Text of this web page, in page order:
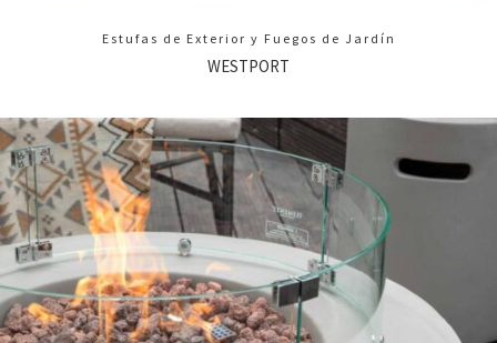
Estufas de Exterior y Fuegos de Jardín
WESTPORT